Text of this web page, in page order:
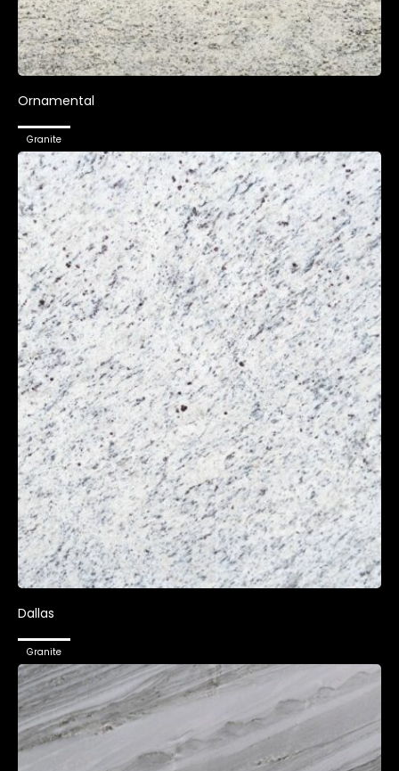
Ornamental
Granite
Dallas
Granite